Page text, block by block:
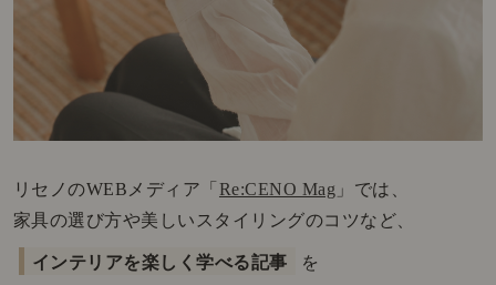
リセノのWEBメディア「 Re:CENO Mag 」では、
家具の選び方や美しいスタイリングのコツなど、
インテリアを楽しく学べる記事 を